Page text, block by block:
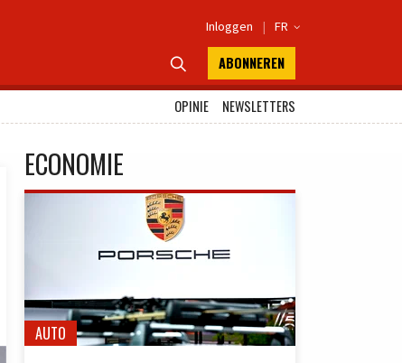
Inloggen | FR 
 ABONNEREN
OPINIE
NEWSLETTERS
ECONOMIE
AUTO